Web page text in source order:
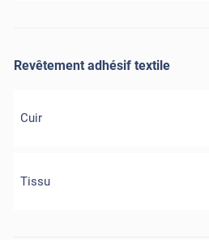
Revêtement adhésif textile
Cuir
Tissu